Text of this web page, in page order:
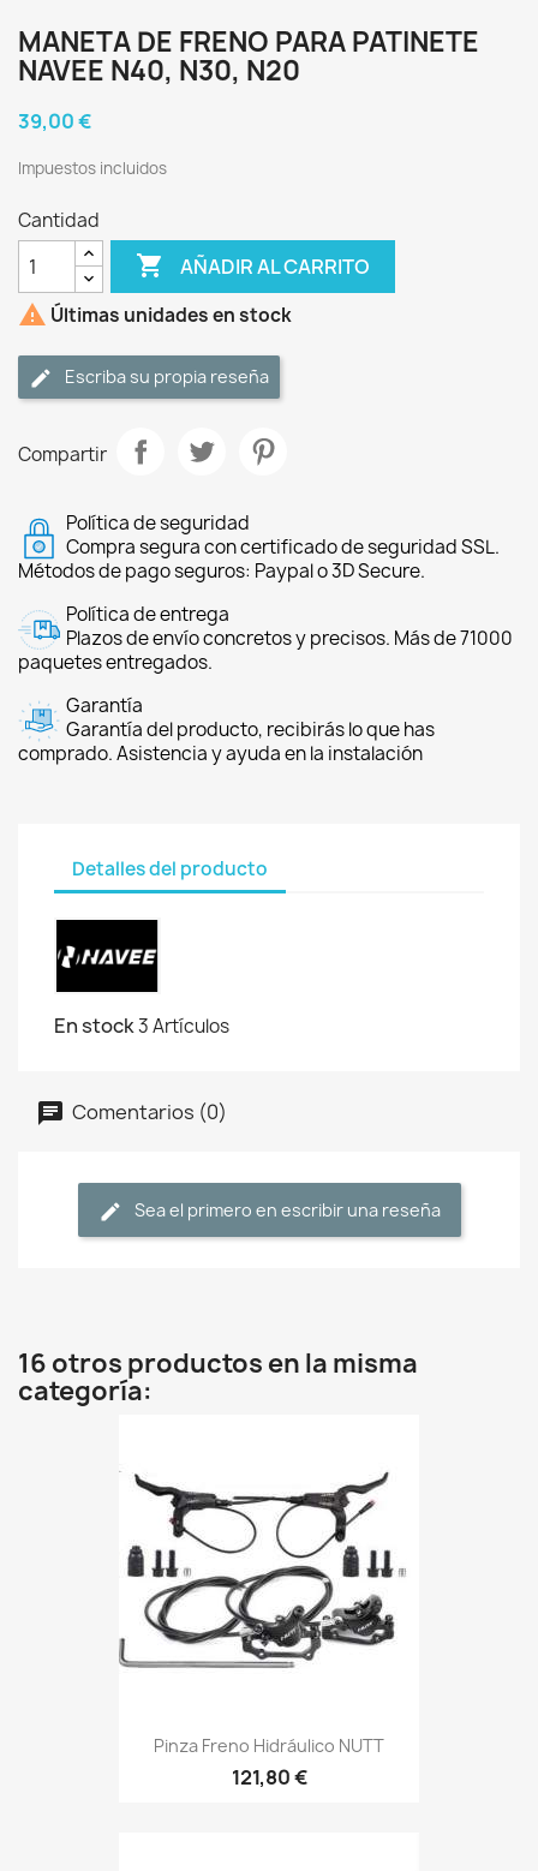
MANETA DE FRENO PARA PATINETE
NAVEE N40, N30, N20
39,00 €
Impuestos incluidos
Cantidad
 AÑADIR AL CARRITO
 Últimas unidades en stock
Escriba su propia reseña
Compartir
Política de seguridad
Compra segura con certificado de seguridad SSL.
Métodos de pago seguros: Paypal o 3D Secure.
Política de entrega
Plazos de envío concretos y precisos. Más de 71000
paquetes entregados.
Garantía
Garantía del producto, recibirás lo que has
comprado. Asistencia y ayuda en la instalación
Detalles del producto
En stock3 Artículos
Comentarios (0)
Sea el primero en escribir una reseña
16 otros productos en la misma
categoría:
Pinza Freno Hidráulico NUTT
121,80 €